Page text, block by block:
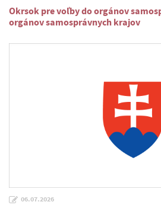
Okrsok pre voľby do orgánov
orgánov samosprávnych krajov
06.07.2026